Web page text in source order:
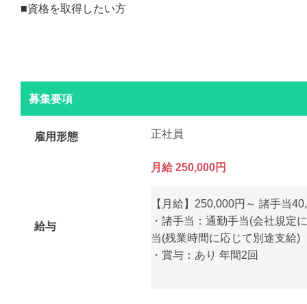
■資格を取得したい方
募集要項
雇用形態 正社員
給与
月給 250,000円
【月給】250,000円～ 諸手当
・諸手当：通勤手当(会社規定
当(残業時間に応じて別途支給)
・賞与：あり 年間2回